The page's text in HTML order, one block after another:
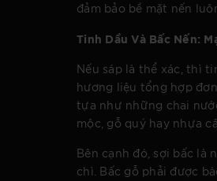
đảm bảo bề mặt nến
Tinh Dầu Và Bấc Nến:
Nếu sáp là thể xác, thì
hương liệu tổng hợp
tựa như những chai
mộc, gỗ quý hay nhựa
Bên cạnh đó, sợi bấc là
chì. Bấc gỗ phải được